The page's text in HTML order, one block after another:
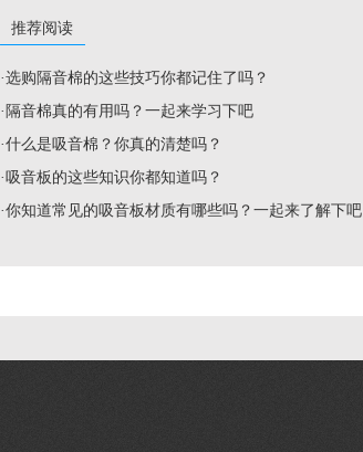
推荐阅读
·选购隔音棉的这些技巧你都记住了吗？
·隔音棉真的有用吗？一起来学习下吧
·什么是吸音棉？你真的清楚吗？
·吸音板的这些知识你都知道吗？
·你知道常见的吸音板材质有哪些吗？一起来了解下吧